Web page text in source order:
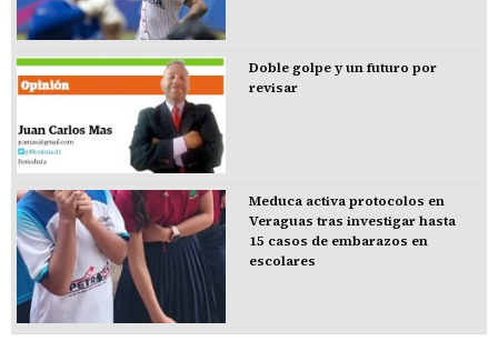
Doble golpe y un futuro por
revisar
Meduca activa protocolos en
Veraguas tras investigar hasta
15 casos de embarazos en
escolares